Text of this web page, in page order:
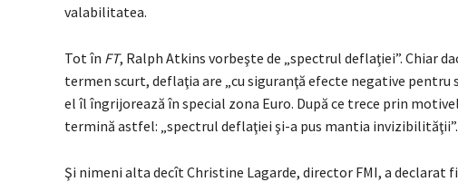
valabilitatea.
Tot în FT, Ralph Atkins vorbeşte de „spectrul deflaţiei”. Chiar
termen scurt, deflaţia are „cu siguranţă efecte negative pentru
el îl îngrijorează în special zona Euro. După ce trece prin
termină astfel: „spectrul deflaţiei şi-a pus mantia invizibilităţii”.
Şi nimeni alta decît Christine Lagarde, director FMI, a